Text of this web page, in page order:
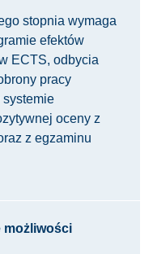
stopnia wymaga
efektów
ECTS, odbycia
pracy
oceny z
z egzaminu
możliwości